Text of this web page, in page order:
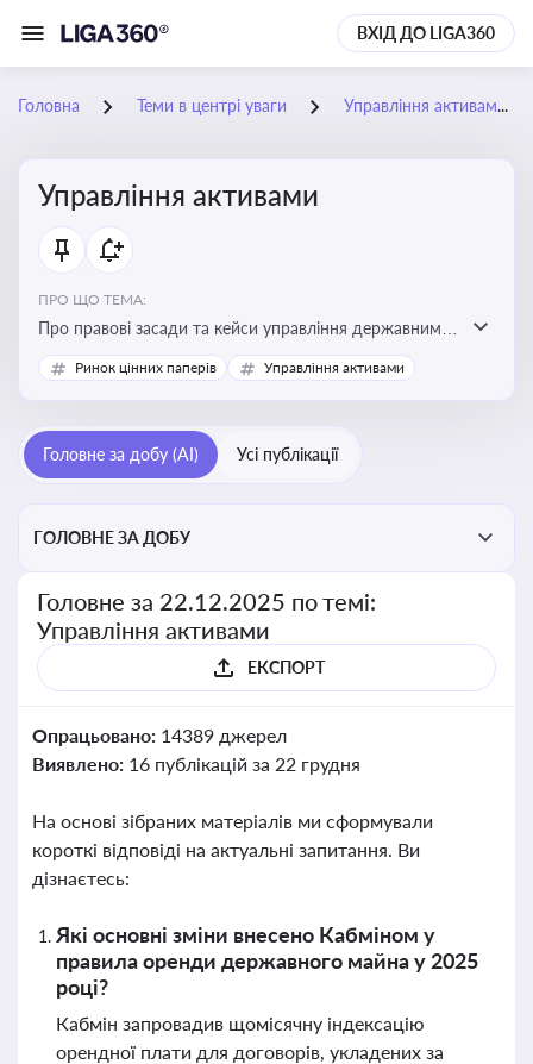
ВХІД ДО LIGA360
Головна Теми в центрі уваги Управління активами
Управління активами
ПРО ЩО ТЕМА:
Про правові засади та кейси управління державними,
комунальними та корпоративними активами, для
юристів і керівників, які відповідають за збереження
Ринок цінних паперів Управління активами
Головне за добу (AI) Усі публікації
ГОЛОВНЕ ЗА ДОБУ
Головне за 22.12.2025 по темі:
Управління активами
ЕКСПОРТ
Опрацьовано: 14389 джерел
Виявлено: 16 публікацій за 22 грудня
На основі зібраних матеріалів ми сформували
короткі відповіді на актуальні запитання. Ви
дізнаєтесь:
Які основні зміни внесено Кабміном у
правила оренди державного майна у 2025
році?
Кабмін запровадив щомісячну індексацію
орендної плати для договорів, укладених за